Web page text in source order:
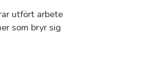
utfört arbete
som bryr sig